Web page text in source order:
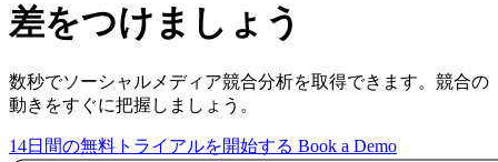
差をつけましょう
数秒でソーシャルメディア競合分析を取得できます。競合の
動きをすぐに把握しましょう。
14日間の無料トライアルを開始する Book a Demo